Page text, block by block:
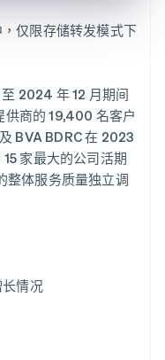
情况
仅限存储转发模式下
2024 年 12 月期间
供商的 19,400 名客户
BVA BDRC 在 2023
家最大的公司活期
整体服务质量独立调